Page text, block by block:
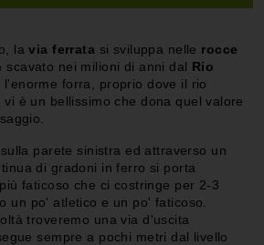
lavia ferrata si sviluppa nelle rocce
scavato nei milioni di anni dal Rio
l'enorme forra, proprio dove il rio
è un bellissimo che dona quel valore
parete sinistra ed attraverso un
di gradoni in ferro si porta
faticoso che ci costringe per 2-3
un po' atletico e un po' faticoso.
troveremo una via d'uscita
sempre a pochi metri dal livello